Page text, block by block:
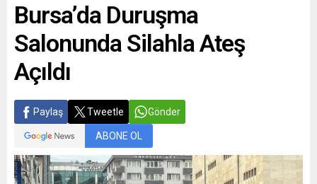
Bursa’da Duruşma
Salonunda Silahla Ateş
Açıldı
Paylaş Tweetle Gönder
ABONE OL